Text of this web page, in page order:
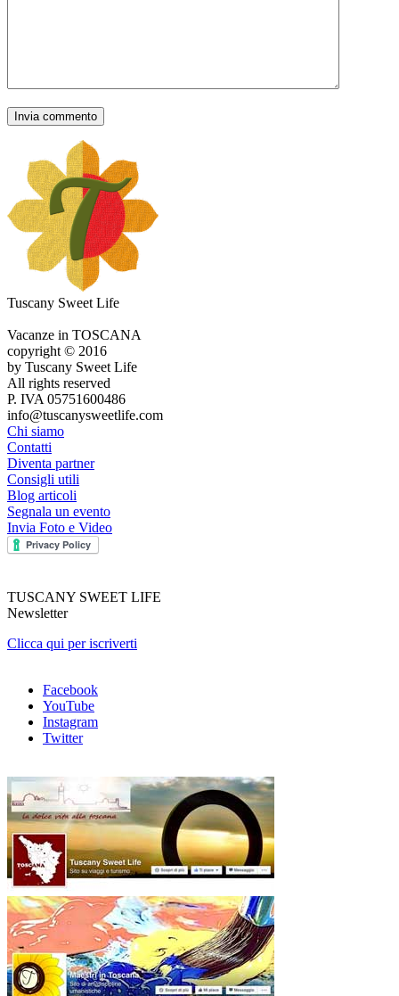
Tuscany Sweet Life
Vacanze in TOSCANA
copyright © 2016
by Tuscany Sweet Life
All rights reserved
P. IVA 05751600486
info@tuscanysweetlife.com
Chi siamo
Contatti
Diventa partner
Consigli utili
Blog articoli
Segnala un evento
Invia Foto e Video
TUSCANY SWEET LIFE
Newsletter
Clicca qui per iscriverti
Facebook
YouTube
Instagram
Twitter